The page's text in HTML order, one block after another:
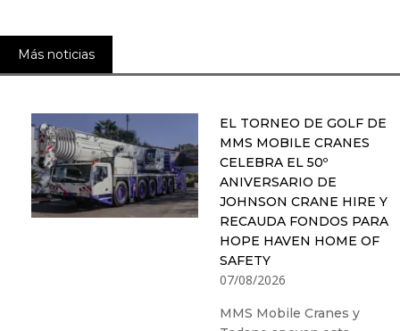
Más noticias
EL TORNEO DE GOLF DE
MMS MOBILE CRANES
CELEBRA EL 50º
ANIVERSARIO DE
JOHNSON CRANE HIRE Y
RECAUDA FONDOS PARA
HOPE HAVEN HOME OF
SAFETY
07/08/2026
MMS Mobile Cranes y